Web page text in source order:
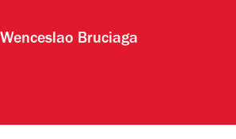
Wenceslao Bruciaga